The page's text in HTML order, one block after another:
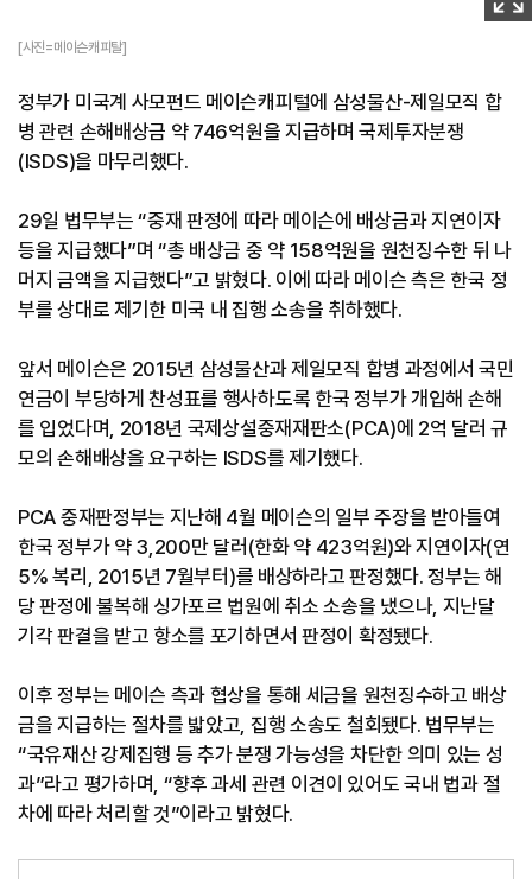
미
대
[사진=메이슨캐피탈]
정부가 미국계 사모펀드 메이슨캐피털에 삼성물산-제일모직 합
병 관련 손해배상금 약 746억원을 지급하며 국제투자분쟁
(ISDS)을 마무리했다.
29일 법무부는 “중재 판정에 따라 메이슨에 배상금과 지연이자
등을 지급했다”며 “총 배상금 중 약 158억원을 원천징수한 뒤 나
머지 금액을 지급했다”고 밝혔다. 이에 따라 메이슨 측은 한국 정
부를 상대로 제기한 미국 내 집행 소송을 취하했다.
앞서 메이슨은 2015년 삼성물산과 제일모직 합병 과정에서 국민
연금이 부당하게 찬성표를 행사하도록 한국 정부가 개입해 손해
를 입었다며, 2018년 국제상설중재재판소(PCA)에 2억 달러 규
모의 손해배상을 요구하는 ISDS를 제기했다.
PCA 중재판정부는 지난해 4월 메이슨의 일부 주장을 받아들여
한국 정부가 약 3,200만 달러(한화 약 423억원)와 지연이자(연
5% 복리, 2015년 7월부터)를 배상하라고 판정했다. 정부는 해
당 판정에 불복해 싱가포르 법원에 취소 소송을 냈으나, 지난달
기각 판결을 받고 항소를 포기하면서 판정이 확정됐다.
이후 정부는 메이슨 측과 협상을 통해 세금을 원천징수하고 배상
금을 지급하는 절차를 밟았고, 집행 소송도 철회됐다. 법무부는
“국유재산 강제집행 등 추가 분쟁 가능성을 차단한 의미 있는 성
과”라고 평가하며, “향후 과세 관련 이견이 있어도 국내 법과 절
차에 따라 처리할 것”이라고 밝혔다.